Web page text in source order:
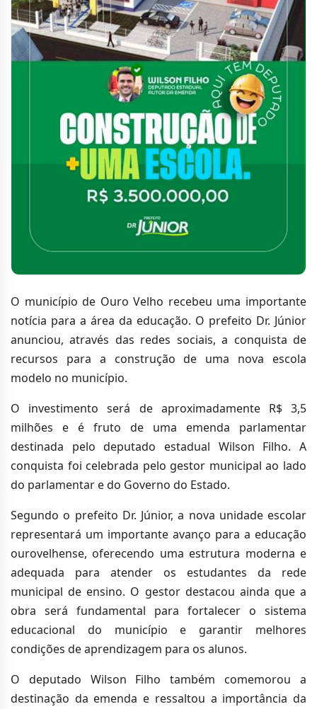
O município de Ouro Velho recebeu uma importante
notícia para a área da educação. O prefeito Dr. Júnior
anunciou, através das redes sociais, a conquista de
recursos para a construção de uma nova escola
modelo no município.
O investimento será de aproximadamente R$ 3,5
milhões e é fruto de uma emenda parlamentar
destinada pelo deputado estadual Wilson Filho. A
conquista foi celebrada pelo gestor municipal ao lado
do parlamentar e do Governo do Estado.
Segundo o prefeito Dr. Júnior, a nova unidade escolar
representará um importante avanço para a educação
ourovelhense, oferecendo uma estrutura moderna e
adequada para atender os estudantes da rede
municipal de ensino. O gestor destacou ainda que a
obra será fundamental para fortalecer o sistema
educacional do município e garantir melhores
condições de aprendizagem para os alunos.
O deputado Wilson Filho também comemorou a
destinação da emenda e ressaltou a importância da